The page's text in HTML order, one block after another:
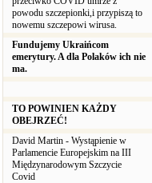
powodu szczepionki,i przypiszą to
nowemu szczepowi wirusa.
Fundujemy Ukraińcom
emerytury. A dla Polaków ich nie
ma.
TO POWINIEN KAŻDY
OBEJRZEĆ!
David Martin - Wystąpienie w
Parlamencie Europejskim na III
Międzynarodowym Szczycie
Covid